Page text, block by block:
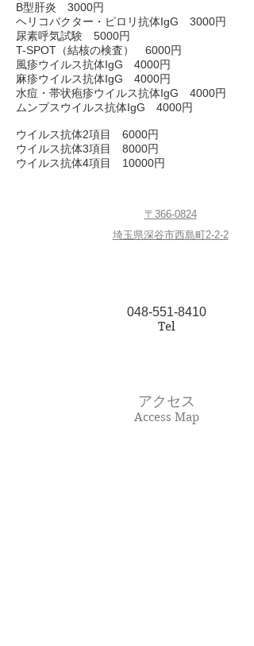
B型肝炎 3000円
ヘリコバクター・ピロリ抗体IgG 3000円
尿素呼気試験 5000円
T-SPOT（結核の検査） 6000円
風疹ウイルス抗体IgG 4000円
麻疹ウイルス抗体IgG 4000円
水痘・帯状疱疹ウイルス抗体IgG 4000円
ムンプスウイルス抗体IgG 4000円
​ウイルス抗体2項目 6000円
ウイルス抗体3項目 8000円
ウイルス抗体4項目 10000円
〒366-0824
埼玉県深谷市西島町2-2-2
048-551-8410
Tel
アクセス
Access Map